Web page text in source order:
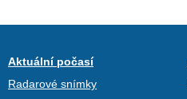
Aktuální počasí
Radarové snímky